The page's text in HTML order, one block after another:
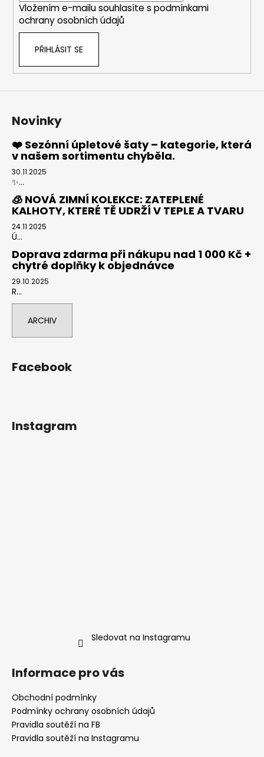
Vložením e-mailu souhlasíte s podmínkami
ochrany osobních údajů
PŘIHLÁSIT SE
Novinky
❤️ Sezónní úpletové šaty – kategorie, která
v našem sortimentu chyběla.
30.11.2025
✨...
🧊 NOVÁ ZIMNÍ KOLEKCE: ZATEPLENÉ
KALHOTY, KTERÉ TĚ UDRŽÍ V TEPLE A TVARU
24.11.2025
Ú...
Doprava zdarma při nákupu nad 1 000 Kč +
chytré doplňky k objednávce
29.10.2025
R...
ARCHIV
Facebook
Instagram
Sledovat na Instagramu
Informace pro vás
Obchodní podmínky
Podmínky ochrany osobních údajů
Pravidla soutěží na FB
Pravidla soutěží na Instagramu